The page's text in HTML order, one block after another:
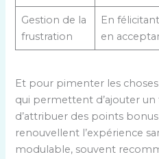
Gestion de la
frustration
En
en
Et pour pimenter les choses
qui permettent d’ajouter
d’attribuer des points
renouvellent l’expérience
modulable, souvent